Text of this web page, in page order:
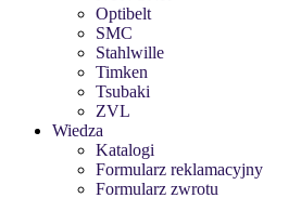
Optibelt
SMC
Stahlwille
Timken
Tsubaki
ZVL
Wiedza
Katalogi
Formularz reklamacyjny
Formularz zwrotu